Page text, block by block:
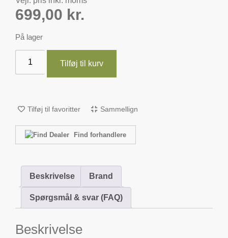
699,00 kr.
På lager
Tilføj til kurv
Tilføj til favoritter Sammellign
Find forhandlere
Beskrivelse Brand
Spørgsmål & svar (FAQ)
Beskrivelse